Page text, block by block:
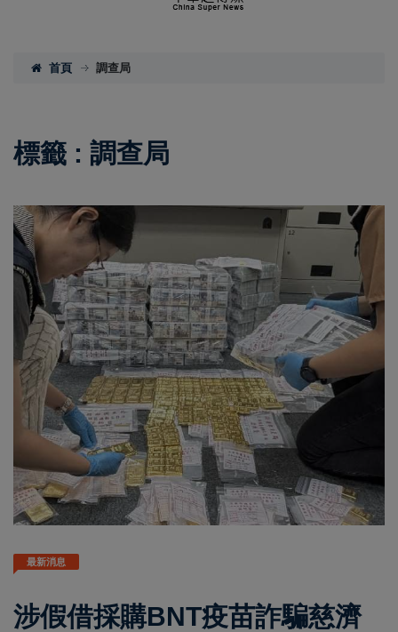
首頁 調查局
標籤 : 調查局
最新消息
涉假借採購BNT疫苗詐騙慈濟